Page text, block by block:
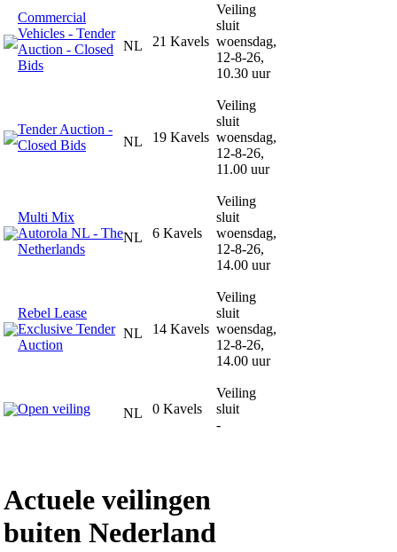
Commercial
Vehicles - Tender
Auction - Closed
Bids
NL 21 Kavels
Veiling
sluit
woensdag,
12-8-26,
10.30 uur
Tender Auction -
Closed Bids
NL 19 Kavels
Veiling
sluit
woensdag,
12-8-26,
11.00 uur
Multi Mix
Autorola NL - The
Netherlands
NL 6 Kavels
Veiling
sluit
woensdag,
12-8-26,
14.00 uur
Rebel Lease
Exclusive Tender
Auction
NL 14 Kavels
Veiling
sluit
woensdag,
12-8-26,
14.00 uur
Open veiling NL 0 Kavels
Veiling
sluit
-
Actuele veilingen
buiten Nederland